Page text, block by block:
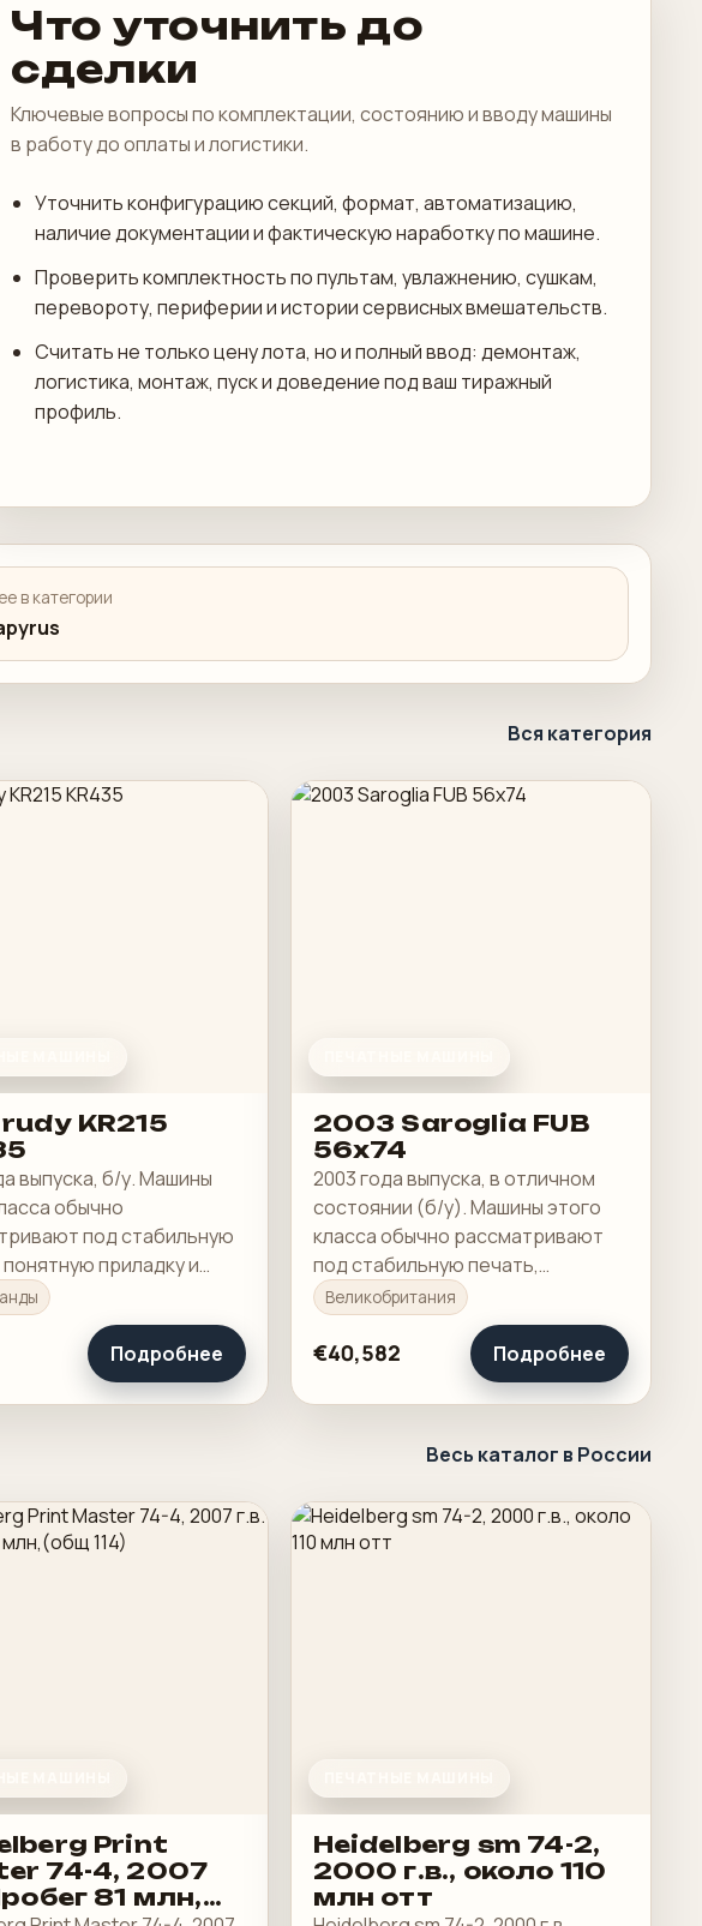
Что уточнить до
сделки
Ключевые вопросы по комплектации, состоянию и вводу машины
в работу до оплаты и логистики.
Уточнить конфигурацию секций, формат, автоматизацию,
наличие документации и фактическую наработку по машине.
Проверить комплектность по пультам, увлажнению, сушкам,
перевороту, периферии и истории сервисных вмешательств.
Считать не только цену лота, но и полный ввод: демонтаж,
логистика, монтаж, пуск и доведение под ваш тиражный
профиль.
в категории
Вся категория
KR215
выпуска, б/у. Машины
обычно
под стабильную
приладку и
в смене.
Подробнее
2003 Saroglia FUB
56x74
2003 года выпуска, в отличном
состоянии (б/у). Машины этого
класса обычно рассматривают
под стабильную печать,
понятную приладку и рабочую
загрузку в смене.
Великобритания
€40,582 Подробнее
Весь каталог в России
Print
74-4, 2007
81 млн,
Heidelberg sm 74-2,
2000 г.в., около 110
млн отт